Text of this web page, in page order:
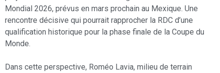
Mondial 2026, prévus en mars prochain au Mexique. Une
rencontre décisive qui pourrait rapprocher la RDC d’une
qualification historique pour la phase finale de la Coupe du
Monde.
Dans cette perspective, Roméo Lavia, milieu de terrain